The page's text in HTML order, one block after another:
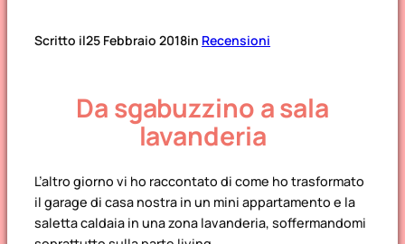
Scritto il25 Febbraio 2018in Recensioni
Da sgabuzzino a sala
lavanderia
L’altro giorno vi ho raccontato di come ho trasformato
il garage di casa nostra in un mini appartamento e la
saletta caldaia in una zona lavanderia, soffermandomi